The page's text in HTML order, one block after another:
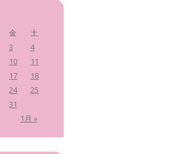
金 土
1月 »
3
4
10
11
17
18
24
25
31